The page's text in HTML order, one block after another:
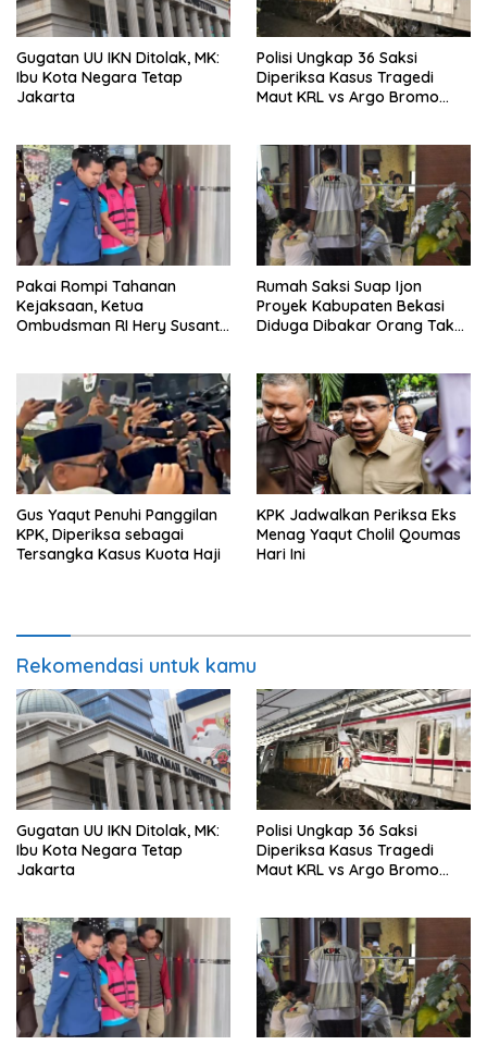
Gugatan UU IKN Ditolak, MK:
Ibu Kota Negara Tetap
Jakarta
Polisi Ungkap 36 Saksi
Diperiksa Kasus Tragedi
Maut KRL vs Argo Bromo
Pakai Rompi Tahanan
Kejaksaan, Ketua
Ombudsman RI Hery Susanto
Rumah Saksi Suap Ijon
Proyek Kabupaten Bekasi
Diduga Dibakar Orang Tak
Gus Yaqut Penuhi Panggilan
KPK, Diperiksa sebagai
Tersangka Kasus Kuota Haji
KPK Jadwalkan Periksa Eks
Menag Yaqut Cholil Qoumas
Hari Ini
Rekomendasi untuk kamu
Gugatan UU IKN Ditolak, MK:
Ibu Kota Negara Tetap
Jakarta
Polisi Ungkap 36 Saksi
Diperiksa Kasus Tragedi
Maut KRL vs Argo Bromo